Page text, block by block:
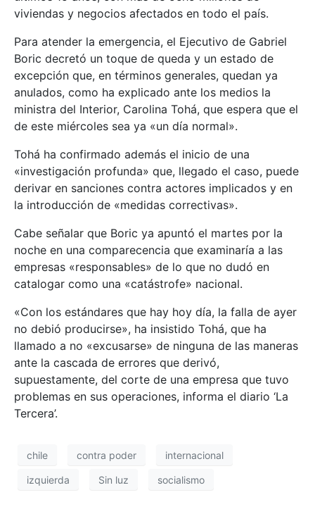
viviendas y negocios afectados en todo el país.
Para atender la emergencia, el Ejecutivo de Gabriel
Boric decretó un toque de queda y un estado de
excepción que, en términos generales, quedan ya
anulados, como ha explicado ante los medios la
ministra del Interior, Carolina Tohá, que espera que el
de este miércoles sea ya «un día normal».
Tohá ha confirmado además el inicio de una
«investigación profunda» que, llegado el caso, puede
derivar en sanciones contra actores implicados y en
la introducción de «medidas correctivas».
Cabe señalar que Boric ya apuntó el martes por la
noche en una comparecencia que examinaría a las
empresas «responsables» de lo que no dudó en
catalogar como una «catástrofe» nacional.
«Con los estándares que hay hoy día, la falla de ayer
no debió producirse», ha insistido Tohá, que ha
llamado a no «excusarse» de ninguna de las maneras
ante la cascada de errores que derivó,
supuestamente, del corte de una empresa que tuvo
problemas en sus operaciones, informa el diario ‘La
Tercera’.
chile contra poder internacional
izquierda Sin luz socialismo